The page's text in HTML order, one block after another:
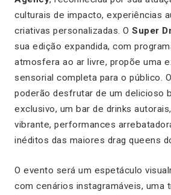
culturais de impacto, experiências
criativas personalizadas. O Super
sua edição expandida, com
atmosfera ao ar livre, propõe uma
sensorial completa para o público.
poderão desfrutar de um delicioso
exclusivo, um bar de drinks
vibrante, performances
inéditos das maiores drag queens
O evento será um espetáculo
com cenários instagramáveis, uma